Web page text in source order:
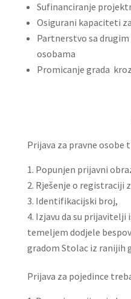
Sufinanciranje
Osigurani kapaciteti
Partnerstvo sa
osobama
Promicanje grada
Prijava za pravne osobe
Popunjen prijavni
Rješenje o registraciji
Identifikacijski broj,
Izjavu da su prijavitelji
temeljem dodjele
gradom Stolac iz ranijih
Prijava za pojedince